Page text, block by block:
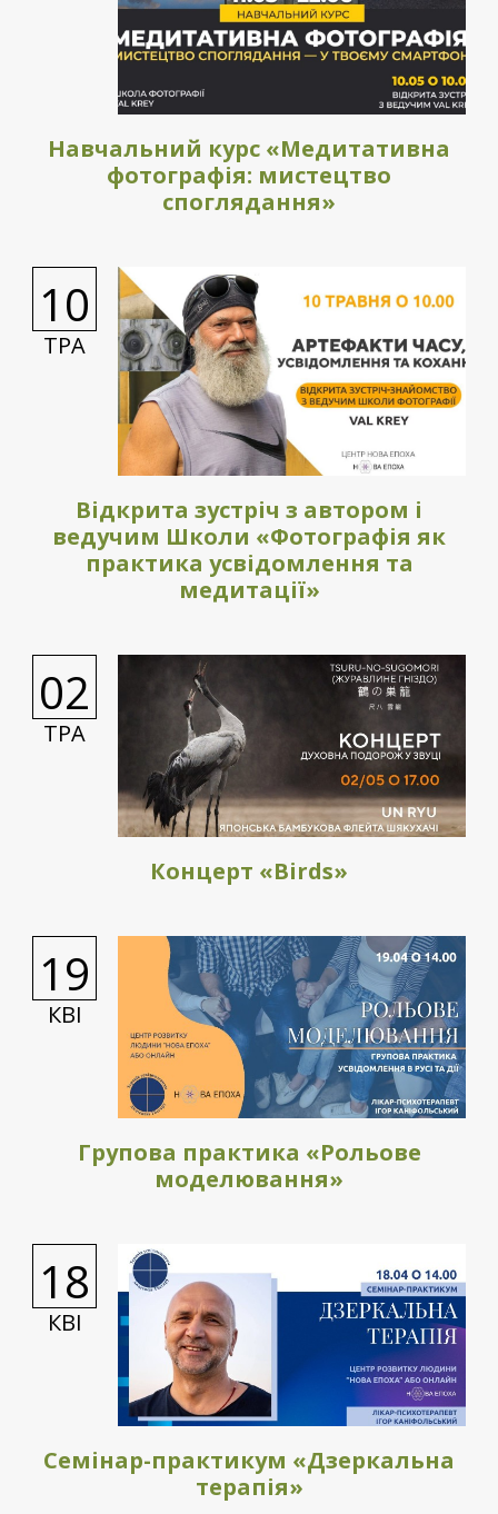
Навчальний курс «Медитативна
фотографія: мистецтво
споглядання»
ТРА
10
Відкрита зустріч з автором і
ведучим Школи «Фотографія як
практика усвідомлення та
медитації»
ТРА
02
Концерт «Birds»
КВІ
19
Групова практика «Рольове
моделювання»
КВІ
18
Семінар-практикум «Дзеркальна
терапія»